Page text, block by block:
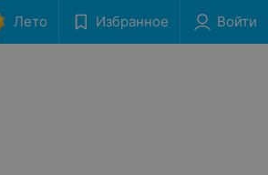
Лето Избранное Войти